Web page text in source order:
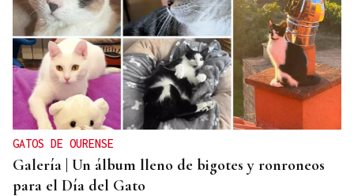
CANEDO
Un herido en la colisión entre dos coches en la
entrada a las termas de Outariz
GATOS DE OURENSE
Galería | Un álbum lleno de bigotes y ronroneos
para el Día del Gato